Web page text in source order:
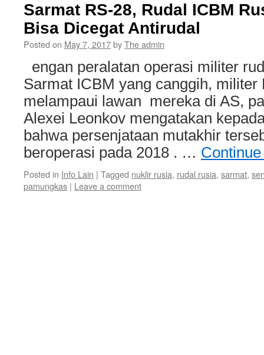
Sarmat RS-28, Rudal ICBM
Bisa Dicegat Antirudal
Posted on May 7, 2017byThe admin
engan peralatan operasi militer
Sarmat ICBM yang canggih, militer
melampaui lawan mereka di AS,
Alexei Leonkov mengatakan
bahwa persenjataan mutakhir
beroperasi pada 2018 . …
Posted in Info Lain | Tagged nuklir rusia, rudal rusia, sarmat,
pamungkas | Leave a comment